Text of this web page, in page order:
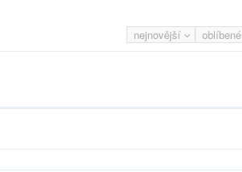
nejnovější oblíbené